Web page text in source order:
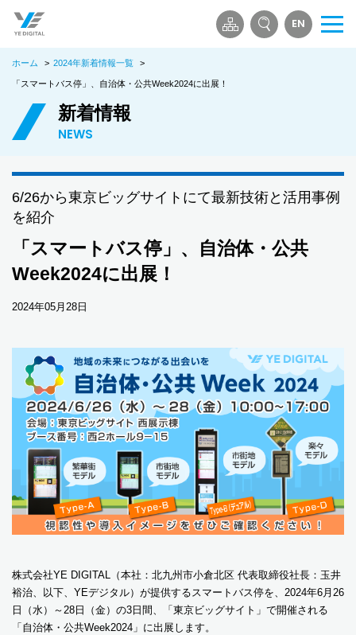
EN
メ
ホーム > 2024年新着情報一覧 >
「スマートバス停」、自治体・公共Week2024に出展！
新着情報
NEWS
6/26から東京ビッグサイトにて最新技術と活用事例
を紹介
「スマートバス停」、自治体・公共
Week2024に出展！
2024年05月28日
株式会社YE DIGITAL（本社：北九州市小倉北区 代表取締役社長：玉井
裕治、以下、YEデジタル）が提供するスマートバス停を、2024年6月26
日（水）～28日（金）の3日間、「東京ビッグサイト」で開催される
「自治体・公共Week2024」に出展します。